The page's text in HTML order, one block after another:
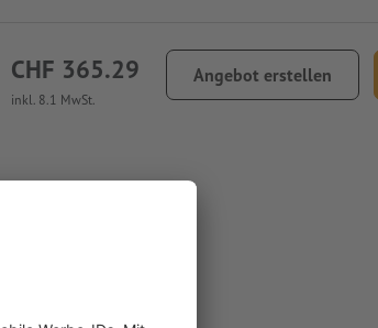
inkl. 8.1 MwSt.
CHF 365.29 Angebot erstellen
Hereford